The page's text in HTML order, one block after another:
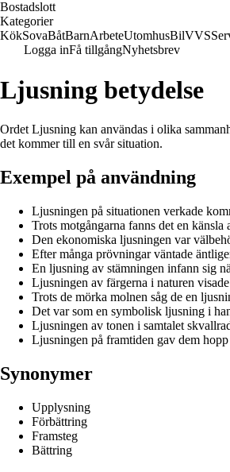
Bostadslott
Kategorier
KökSovaBåtBarnArbeteUtomhusBilVVS
Logga inFå tillgångNyhetsbrev
Ljusning betydelse
Ordet Ljusning kan användas i olika
det kommer till en svår situation.
Exempel på användning
Ljusningen på situationen verkade
Trots motgångarna fanns det en
Den ekonomiska ljusningen var
Efter många prövningar väntade
En ljusning av stämningen infann sig
Ljusningen av färgerna i naturen
Trots de mörka molnen såg de en
Det var som en symbolisk ljusning i
Ljusningen av tonen i samtalet
Ljusningen på framtiden gav dem
Synonymer
Upplysning
Förbättring
Framsteg
Bättring